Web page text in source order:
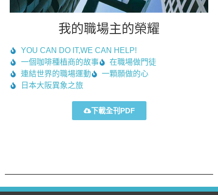
我的職場主的榮耀
YOU CAN DO IT,WE CAN HELP!
一個咖啡種植商的故事
在職場做門徒
連結世界的職場運動
一顆願做的心
日本大阪異象之旅
下載全刊PDF